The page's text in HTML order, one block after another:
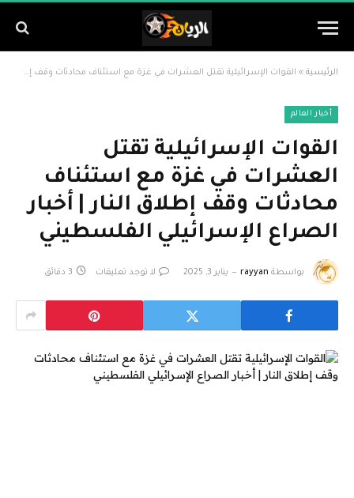
الرئيسية » القوات الإسرائيلية تقتل العشرات في غزة مع استئناف محادثات وقف إطلاق النار | أخبار الصراع الإسرائيلي الفلسطيني
أخبار العالم
القوات الإسرائيلية تقتل
العشرات في غزة مع استئناف
محادثات وقف إطلاق النار | أخبار
الصراع الإسرائيلي الفلسطيني
بواسطة rayyan يناير 3, 2025 لا توجد تعليقات 3 دقائق